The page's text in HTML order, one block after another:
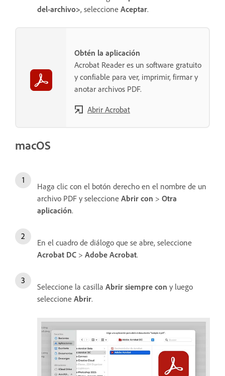
del-archivo>, seleccione Aceptar.
Obtén la aplicación
Acrobat Reader es un software gratuito
y confiable para ver, imprimir, firmar y
anotar archivos PDF.
Abrir Acrobat
macOS
Haga clic con el botón derecho en el nombre de un
archivo PDF y seleccione Abrir con > Otra
aplicación.
En el cuadro de diálogo que se abre, seleccione
Acrobat DC > Adobe Acrobat.
Seleccione la casilla Abrir siempre con y luego
seleccione Abrir.